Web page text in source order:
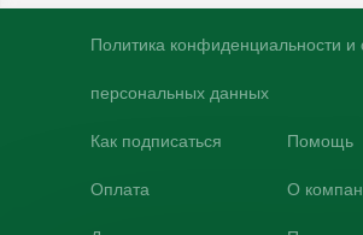
Политика конфиденциальности и
персональных данных
Как подписаться
Оплата
Помощь
О